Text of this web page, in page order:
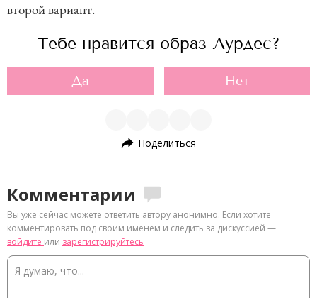
второй вариант.
Тебе нравится образ Лурдес?
Да Нет
Поделиться
Комментарии
Вы уже сейчас можете ответить автору анонимно. Если хотите
комментировать под своим именем и следить за дискуссией —
войдите или зарегистрируйтесь